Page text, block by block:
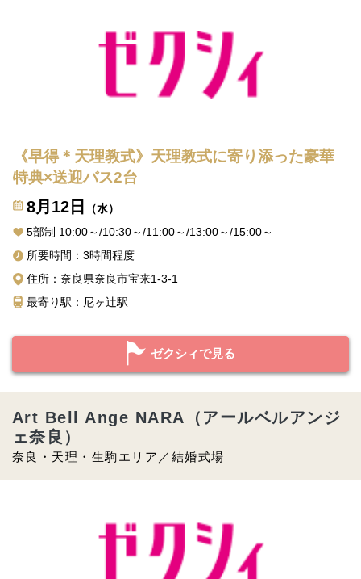
《早得＊天理教式》天理教式に寄り添った豪華
特典×送迎バス2台
8月12日
（水）
5部制 10:00～/10:30～/11:00～/13:00～/15:00～
所要時間：3時間程度
住所：奈良県奈良市宝来1-3-1
最寄り駅：尼ヶ辻駅
ゼクシィで見る
奈良・天理・生駒エリア／結婚式場
Art Bell Ange NARA（アールベルアンジ
ェ奈良）